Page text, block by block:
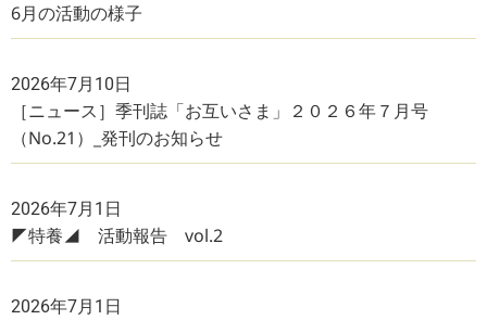
6月の活動の様子
2026年7月10日
［ニュース］季刊誌「お互いさま」２０２６年７月号
（No.21）_発刊のお知らせ
2026年7月1日
◤特養◢ 活動報告 vol.2
2026年7月1日